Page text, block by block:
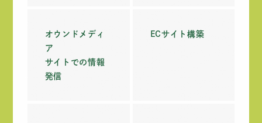
オウンドメディ
ア
サイトでの情報
発信
ECサイト構築